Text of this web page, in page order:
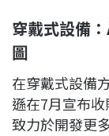
穿戴式設備
圖
在穿戴式設備
遜在7月宣布
致力於開發更